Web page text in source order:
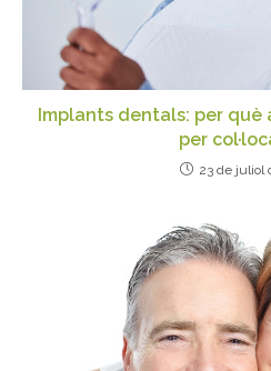
Implants dentals: per què
per
23 de juliol